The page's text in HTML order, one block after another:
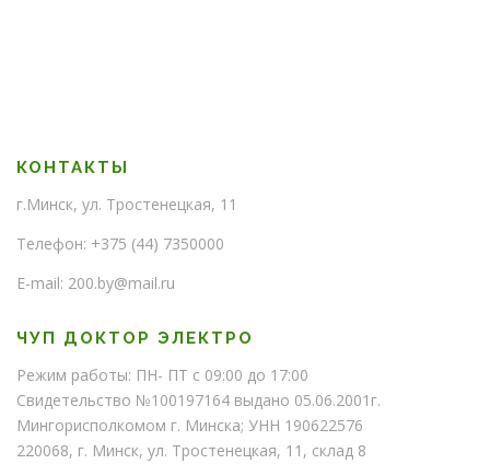
КОНТАКТЫ
г.Минск, ул. Тростенецкая, 11
Телефон: +375 (44) 7350000
E-mail: 200.by@mail.ru
ЧУП ДОКТОР ЭЛЕКТРО
Режим работы: ПН- ПТ с 09:00 до 17:00
Свидетельство №100197164 выдано 05.06.2001г.
Мингорисполкомом г. Минска; УНН 190622576
220068, г. Минск, ул. Тростенецкая, 11, склад 8